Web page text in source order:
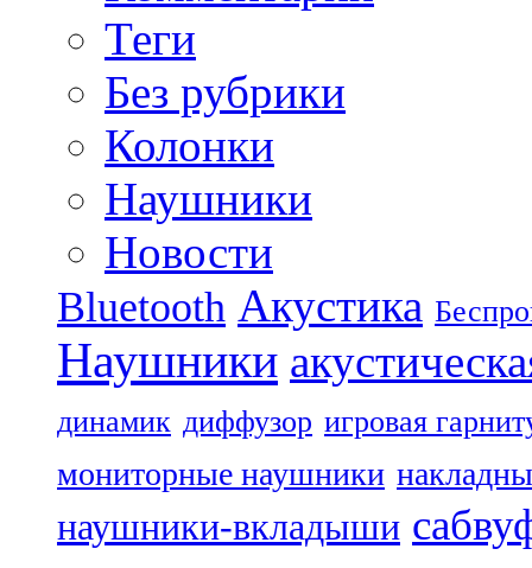
Теги
Без рубрики
Колонки
Наушники
Новости
Bluetooth Акустика
Наушники
динамик диффузор игровая
мониторные наушники
наушники-вкладыши